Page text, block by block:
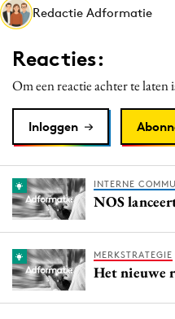
Merkstrategie
PR
Programmatic
Purpose Marketing
Reputatie & crisis
Redactie Adformatie
Reacties:
Om een reactie achter te laten
Inloggen
INTERNE
NOS
MERKSTRATEGIE
Het nieuwe